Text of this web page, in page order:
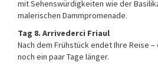
mit Sehenswürdigkeiten wie der
malerischen Dammpromenade.
Tag 8. Arrivederci Friaul
Nach dem Frühstück endet Ihre Reise
noch ein paar Tage länger.